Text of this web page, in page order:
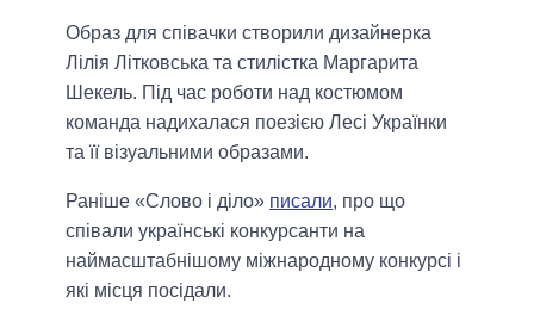
Образ для співачки створили дизайнерка
Лілія Літковська та стилістка Маргарита
Шекель. Під час роботи над костюмом
команда надихалася поезією Лесі Українки
та її візуальними образами.
Раніше «Слово і діло» писали, про що
співали українські конкурсанти на
наймасштабнішому міжнародному конкурсі і
які місця посідали.